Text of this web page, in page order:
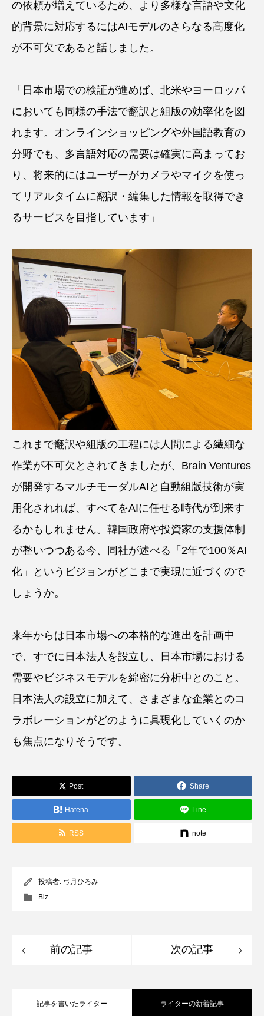
の依頼が増えているため、より多様な言語や文化
的背景に対応するにはAIモデルのさらなる高度化
が不可欠であると話しました。
「日本市場での検証が進めば、北米やヨーロッパ
においても同様の手法で翻訳と組版の効率化を図
れます。オンラインショッピングや外国語教育の
分野でも、多言語対応の需要は確実に高まってお
り、将来的にはユーザーがカメラやマイクを使っ
てリアルタイムに翻訳・編集した情報を取得でき
るサービスを目指しています」
これまで翻訳や組版の工程には人間による繊細な
作業が不可欠とされてきましたが、Brain Ventures
が開発するマルチモーダルAIと自動組版技術が実
用化されれば、すべてをAIに任せる時代が到来す
るかもしれません。韓国政府や投資家の支援体制
が整いつつある今、同社が述べる「2年で100％AI
化」というビジョンがどこまで実現に近づくので
しょうか。
来年からは日本市場への本格的な進出を計画中
で、すでに日本法人を設立し、日本市場における
需要やビジネスモデルを綿密に分析中とのこと。
日本法人の設立に加えて、さまざまな企業とのコ
ラボレーションがどのように具現化していくのか
も焦点になりそうです。
Post Share
Hatena Line
RSS note
投稿者: 弓月ひろみ
Biz
前の記事 次の記事
記事を書いたライター ライターの新着記事